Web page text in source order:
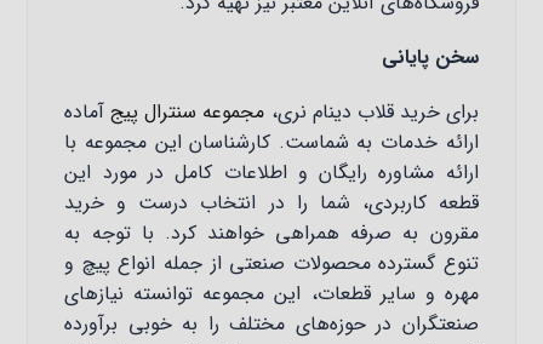
سخن پایانی
برای خرید قلاب دینام نری، مجموعه سنترال پیجآماده
ارائه خدمات به شماست. کارشناسان این مجموعه با
ارائه مشاوره رایگان و اطلاعات کامل در مورد این
قطعه کاربردی، شما را در انتخاب درست و خرید
مقرون به صرفه همراهی خواهند کرد. با توجه به
تنوع گسترده محصولات صنعتی از جمله انواع پیچ و
مهره و سایر قطعات، این مجموعه توانسته نیازهای
صنعتگران در حوزه‌های مختلف را به خوبی برآورده